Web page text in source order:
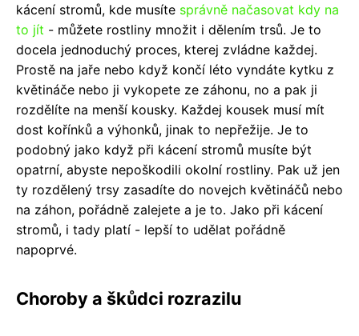
kácení stromů, kde musíte správně načasovat kdy na
to jít - můžete rostliny množit i dělením trsů. Je to
docela jednoduchý proces, kterej zvládne každej.
Prostě na jaře nebo když končí léto vyndáte kytku z
květináče nebo ji vykopete ze záhonu, no a pak ji
rozdělíte na menší kousky. Každej kousek musí mít
dost kořínků a výhonků, jinak to nepřežije. Je to
podobný jako když při kácení stromů musíte být
opatrní, abyste nepoškodili okolní rostliny. Pak už jen
ty rozdělený trsy zasadíte do novejch květináčů nebo
na záhon, pořádně zalejete a je to. Jako při kácení
stromů, i tady platí - lepší to udělat pořádně
napoprvé.
Choroby a škůdci rozrazilu